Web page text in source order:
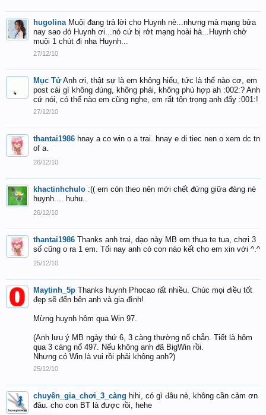
hugolina Muội đang trả lời cho Huynh nè...nhưng mà mạng bửa
nay sao đó Huynh ơi...nó cứ bị rớt mạng hoài hà...Huynh chờ
muội 1 chút đi nha Huynh...
27/12/10
Mục Tử Anh ơi, thật sự là em không hiểu, tức là thế nào cơ, em
post cái gì không đúng, không phải, không phù hợp ah :002:? Anh
cứ nói, có thế nào em cũng nghe, em rất tôn trọng anh đấy :001:!
27/12/10
thantai1986 hnay a co win o a trai. hnay e di tiec nen o xem dc tn
of a.
26/12/10
khactinhchulo :(( em còn theo nên mới chết đứng giữa đàng nè
huynh.... huhu..
26/12/10
thantai1986 Thanks anh trai, dạo này MB em thua te tua, chơi 3
số cũng o ra 1 em. Tối nay anh có con nào kết cho em xin với ^.^
25/12/10
Maytinh_5p Thanks huynh Phocao rất nhiều. Chúc mọi điều tốt
đẹp sẽ đến bên anh và gia đình!
Mừng huynh hôm qua Win 97.
(Anh lưu ý MB ngày thứ 6, 3 càng thường nổ chẳn. Tiết là hôm
qua 3 càng nổ 497. Nếu không anh đã BigWin rồi.
Nhưng có Win là vui rồi phải không anh?)
25/12/10
chuyên_gia_chơi_3_càng hihi, có gì đâu nè, không cần cảm ơn
đâu. cho con BT là được rồi, hehe